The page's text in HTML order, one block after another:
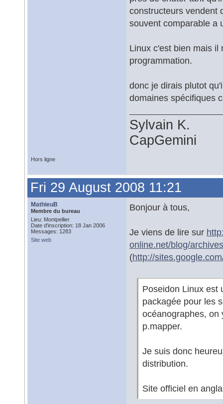
constructeurs vendent
souvent comparable a
Linux c'est bien mais il
programmation.
donc je dirais plutot
domaines spécifiques
Sylvain K.
CapGemini
Hors ligne
Fri 29 August 2008 11:21
MathieuB
Membre du bureau
Lieu: Montpellier
Date d'inscription: 18 Jan 2006
Messages: 1283
Site web
Bonjour à tous,
Je viens de lire sur
online.net/blog/
(http://
Poseidon Linux est
packagée pour les
océanographes, on
p.mapper.
Je suis donc
distribution.
Site officiel en